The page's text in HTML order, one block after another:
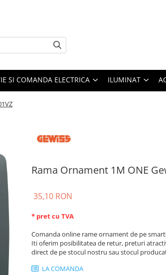
SI COMANDA ELECTRICA ILUMINAT
Rama Ornament 1M ONE
35,10 RON
* pret cu TVA
Comanda online rame ornament de pe
Iti oferim posibilitatea de retur, preturi
direct de pe stocul nostru sau stocul
LA COMANDA